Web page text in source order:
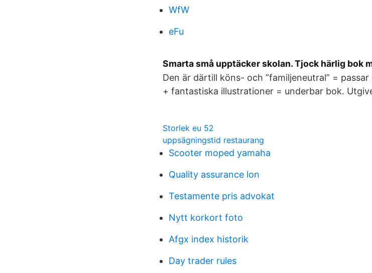
WfW
eFu
Smarta små upptäcker skolan. Tjock härlig bok
Den är därtill köns- och ”familjeneutral” =
+ fantastiska illustrationer = underbar bok.
Storlek eu 52
uppsägningstid restaurang
Scooter moped yamaha
Quality assurance lon
Testamente pris advokat
Nytt korkort foto
Afgx index historik
Day trader rules